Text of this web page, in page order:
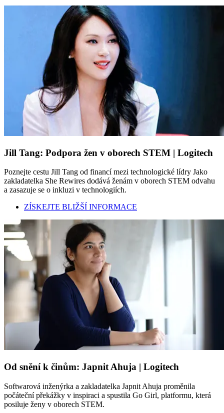
Jill Tang: Podpora žen v oborech STEM | Logitech
Poznejte cestu Jill Tang od financí mezi technologické lídry Jako
zakladatelka She Rewires dodává ženám v oborech STEM odvahu
a zasazuje se o inkluzi v technologiích.
ZÍSKEJTE BLIŽŠÍ INFORMACE
Od snění k činům: Japnit Ahuja | Logitech
Softwarová inženýrka a zakladatelka Japnit Ahuja proměnila
počáteční překážky v inspiraci a spustila Go Girl, platformu, která
posiluje ženy v oborech STEM.